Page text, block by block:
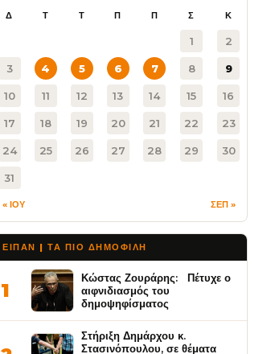
Δ Τ Τ Π Π Σ Κ
1 2
3 4 5 6 7 8 9
10 11 12 13 14 15 16
17 18 19 20 21 22 23
24 25 26 27 28 29 30
31
« ΙΟΥ ΣΕΠ »
ΕΙΠΑΝ | ΤΑ ΠΙΟ ΔΗΜΟΦΙΛΉ
1
Κώστας Ζουράρης: Πέτυχε ο
αιφνιδιασμός του
δημοψηφίσματος
Στήριξη Δημάρχου κ.
Στασινόπουλου, σε θέματα